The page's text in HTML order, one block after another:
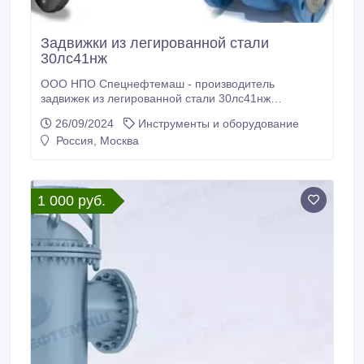
Задвижки из легированной стали
30лс41нж
ООО НПО Спецнефтемаш - производитель
задвижек из легированной стали 30лс41нж
предлагаем конкурентные цены на рынках РФ и
СНГ. Задвижка из легированной стали 30лс41нж
26/09/2024
Инструменты и оборудование
Россия, Москва
1 000 руб.